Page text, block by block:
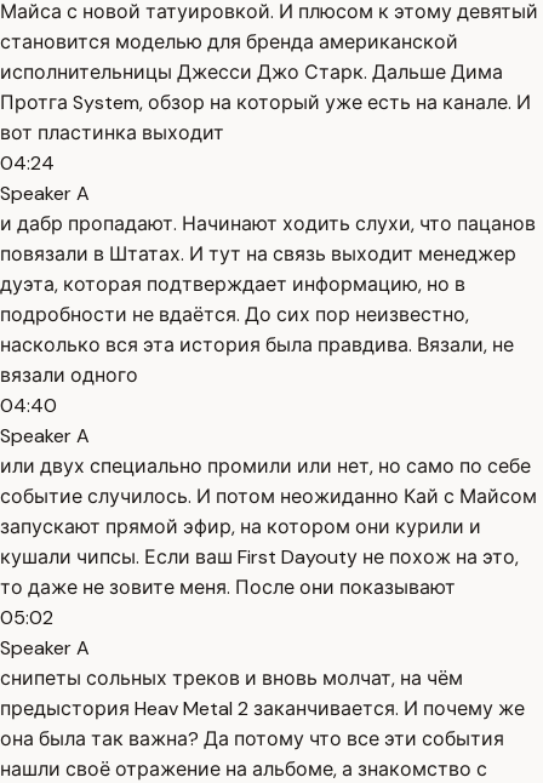
Майса с новой татуировкой. И плюсом к этому девятый
становится моделью для бренда американской
исполнительницы Джесси Джо Старк. Дальше Дима
Протга System, обзор на который уже есть на канале. И
вот пластинка выходит
04:24
Speaker A
и дабр пропадают. Начинают ходить слухи, что пацанов
повязали в Штатах. И тут на связь выходит менеджер
дуэта, которая подтверждает информацию, но в
подробности не вдаётся. До сих пор неизвестно,
насколько вся эта история была правдива. Вязали, не
вязали одного
04:40
Speaker A
или двух специально промили или нет, но само по себе
событие случилось. И потом неожиданно Кай с Майсом
запускают прямой эфир, на котором они курили и
кушали чипсы. Если ваш First Dayoutу не похож на это,
то даже не зовите меня. После они показывают
05:02
Speaker A
снипеты сольных треков и вновь молчат, на чём
предыстория Heav Metal 2 заканчивается. И почему же
она была так важна? Да потому что все эти события
нашли своё отражение на альбоме, а знакомство с